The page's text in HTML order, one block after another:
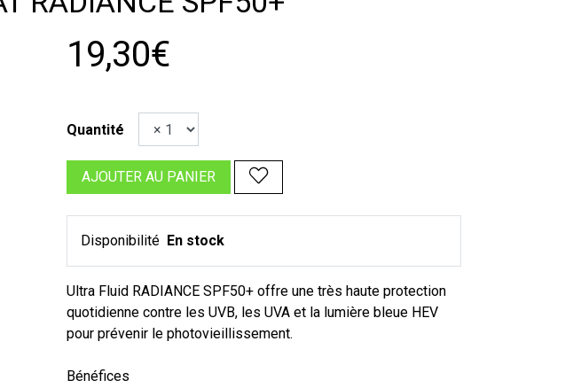
19,30€
Quantité
AJOUTER AU PANIER
Disponibilité En stock
Ultra Fluid RADIANCE SPF50+ offre une très haute protection
quotidienne contre les UVB, les UVA et la lumière bleue HEV
pour prévenir le photovieillissement.
Bénéfices